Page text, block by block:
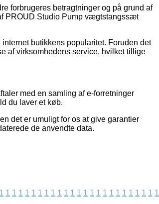
forbrugeres betragtninger og på grund af
PROUD Studio Pump vægtstangssæt
butikkens popularitet. Foruden det
af virksomhedens service, hvilket tillige
med en samling af e-forretninger
du laver et køb.
det er umuligt for os at give garantier
de anvendte data.
1 1 1 1 1 1 1 1 1 1 1 1 1 1 1 1 1 1 1 1 1 1 1 1 1